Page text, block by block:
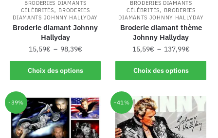
BRODERIES DIAMANTS
CÉLÉBRITÉS, BRODERIES
DIAMANTS JOHNNY HALLYDAY
Broderie diamant Johnny
Hallyday
15,59€ – 98,39€
Choix des options
BRODERIES DIAMANTS
CÉLÉBRITÉS, BRODERIES
DIAMANTS JOHNNY HALLYDAY
Broderie diamant thème
Johnny Hallyday
15,59€ – 137,99€
Choix des options
-39% -41%